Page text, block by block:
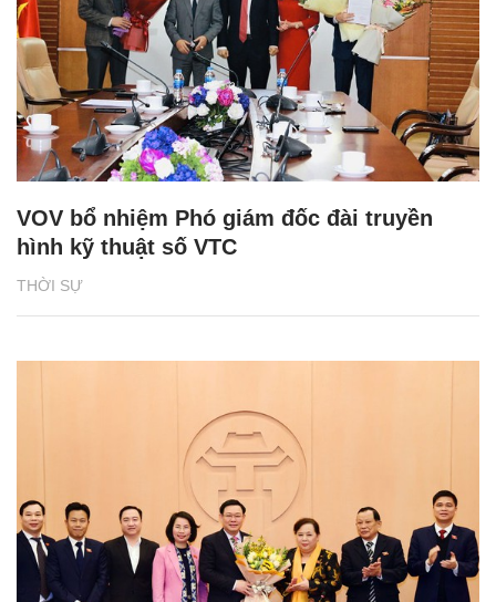
THỜI SỰ
VOV bổ nhiệm Phó giám đốc đài truyền
hình kỹ thuật số VTC